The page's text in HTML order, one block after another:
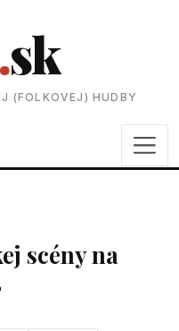
sk
(FOLKOVEJ) HUDBY
scény na